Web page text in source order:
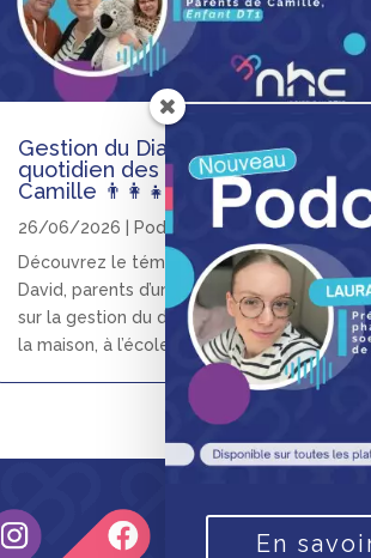
Gestion du Diabète : le
quotidien des parents de
Camille 👨‍👩‍👧
26/06/2026
Podcasts
Découvrez le témoignage de Pauline et
David, parents d’une enfant diabétique,
sur la gestion du diabète au quotidien, à
la maison, à l’école et en famille.
En